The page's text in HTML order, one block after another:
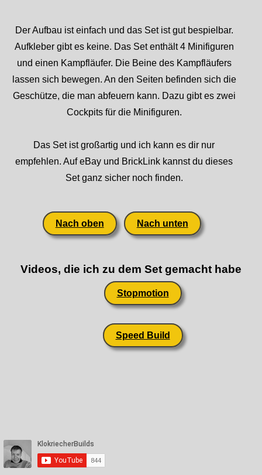
Der Aufbau ist einfach und das Set ist gut bespielbar.
Aufkleber gibt es keine. Das Set enthält 4 Minifiguren
und einen Kampfläufer. Die Beine des Kampfläufers
lassen sich bewegen. An den Seiten befinden sich die
Geschütze, die man abfeuern kann. Dazu gibt es zwei
Cockpits für die Minifiguren.
Das Set ist großartig und ich kann es dir nur
empfehlen. Auf eBay und BrickLink kannst du dieses
Set ganz sicher noch finden.
Nach oben Nach unten
Videos, die ich zu dem Set gemacht habe
Stopmotion
Speed Build